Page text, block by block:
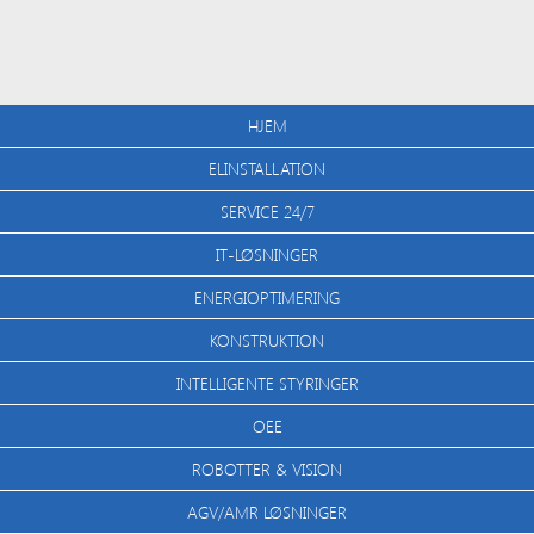
HJEM
ELINSTALLATION
SERVICE 24/7
IT-LØSNINGER
ENERGIOPTIMERING
KONSTRUKTION
INTELLIGENTE STYRINGER
OEE
ROBOTTER & VISION
AGV/AMR LØSNINGER